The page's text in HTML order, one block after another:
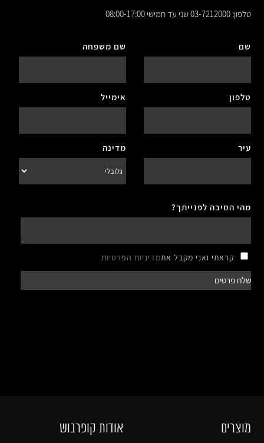
טלפון: 03-7212000 שני עד חמישי 08:00-17:00
שם שם משפחה
טלפון אימייל
עיר מדינה
מהי הסיבה לפנייתך?
קראתי ואני מקבל אתמדיניות הפרטיות
מוצרים אודות קופרבוש